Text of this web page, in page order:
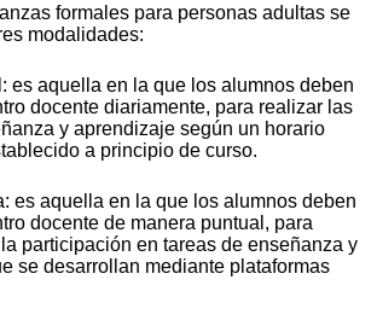
formales para personas adultas se
modalidades:
aquella en la que los alumnos deben
docente diariamente, para realizar las
y aprendizaje según un horario
a principio de curso.
es aquella en la que los alumnos deben
docente de manera puntual, para
participación en tareas de enseñanza y
se desarrollan mediante plataformas